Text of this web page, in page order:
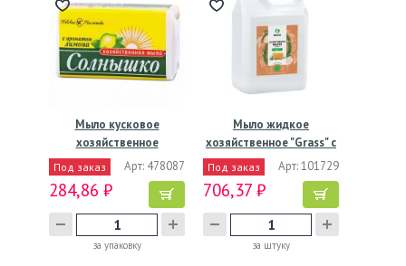
Мыло кусковое
хозяйственное
"Солнышко"…
Под заказ Арт: 478087
284,86 ₽
за упаковку
Мыло жидкое
хозяйственное "Grass" с
маслом…
Под заказ Арт: 101729
706,37 ₽
за штуку